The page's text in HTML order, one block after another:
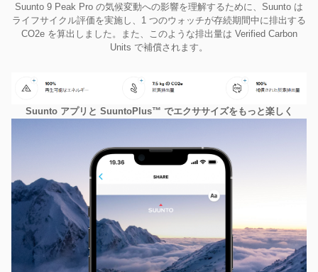
Suunto 9 Peak Pro の気候変動への影響を理解するために、Suunto は
ライフサイクル評価を実施し、1 つのウォッチが存続期間中に排出する
CO2e を算出しました。また、このような排出量は Verified Carbon
Units で補償されます。
Suunto アプリと SuuntoPlus™ でエクササイズをもっと楽しく